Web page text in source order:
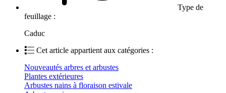
Type de
feuillage :
Caduc
Cet article appartient aux catégories :
Nouveautés arbres et arbustes
Plantes extérieures
Arbustes nains à floraison estivale